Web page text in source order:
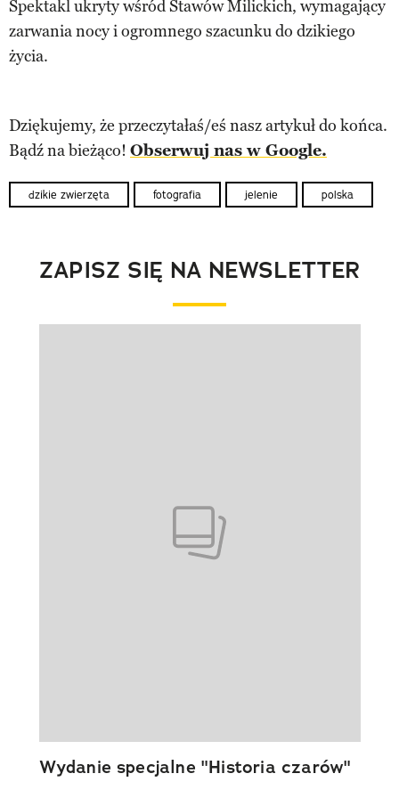
Spektakl ukryty wśród Stawów Milickich, wymagający
zarwania nocy i ogromnego szacunku do dzikiego
życia.
Dziękujemy, że przeczytałaś/eś nasz artykuł do końca.
Bądź na bieżąco! Obserwuj nas w Google.
dzikie zwierzęta fotografia jelenie polska
ZAPISZ SIĘ NA NEWSLETTER
Wydanie specjalne "Historia czarów"